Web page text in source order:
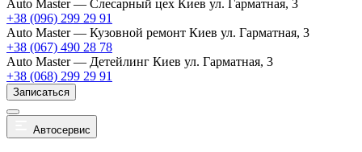
Auto Master — Слесарный цех Киев ул. Гарматная, 3
+38 (096) 299 29 91
Auto Master — Кузовной ремонт Киев ул. Гарматная, 3
+38 (067) 490 28 78
Auto Master — Детейлинг Киев ул. Гарматная, 3
+38 (068) 299 29 91
Записаться
Автосервис